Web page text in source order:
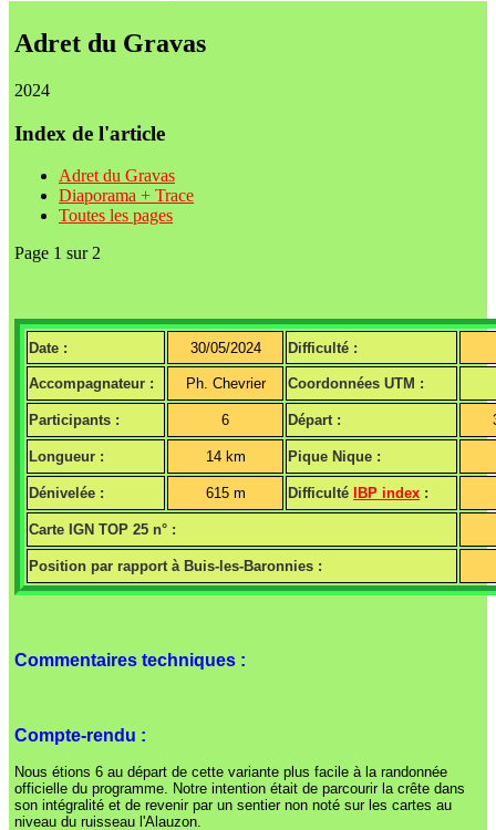
Adret du Gravas
2024
Index de l'article
Adret du Gravas
Diaporama + Trace
Toutes les pages
Page 1 sur 2
Date : 30/05/2024 Difficulté :
Accompagnateur : Ph. Chevrier Coordonnées UTM :
Participants : 6 Départ :
Longueur : 14 km Pique Nique :
Dénivelée : 615 m Difficulté IBP index :
Carte IGN TOP 25 n° :
Position par rapport à Buis-les-Baronnies :
Commentaires techniques :
Compte-rendu :
Nous étions 6 au départ de cette variante plus facile à la randonnée
officielle du programme. Notre intention était de parcourir la crête dans
son intégralité et de revenir par un sentier non noté sur les cartes au
niveau du ruisseau l'Alauzon.